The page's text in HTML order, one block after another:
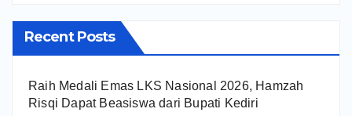
Recent Posts
Raih Medali Emas LKS Nasional 2026, Hamzah
Risqi Dapat Beasiswa dari Bupati Kediri